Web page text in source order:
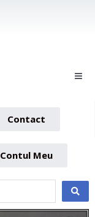
Contact
Contul Meu